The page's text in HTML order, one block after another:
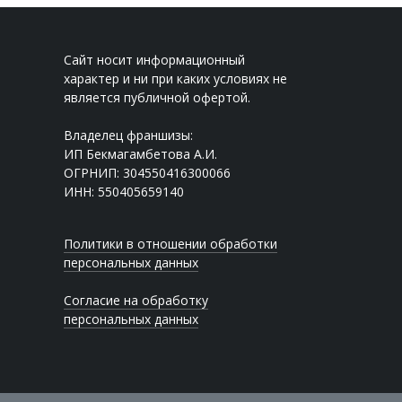
Сайт носит информационный
характер и ни при каких условиях не
является публичной офертой.
Владелец франшизы:
ИП Бекмагамбетова А.И.
ОГРНИП: 304550416300066
ИНН: 550405659140
Политики в отношении обработки
персональных данных
Согласие на обработку
персональных данных